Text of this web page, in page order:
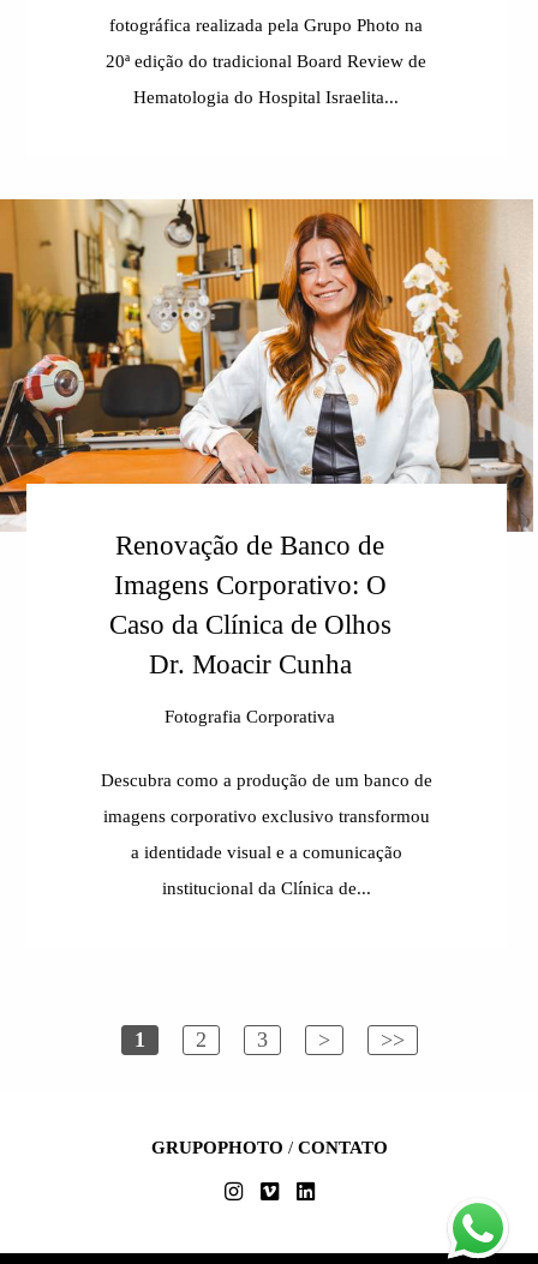
fotográfica realizada pela Grupo Photo na
20ª edição do tradicional Board Review de
Hematologia do Hospital Israelita...
Renovação de Banco de
Imagens Corporativo: O
Caso da Clínica de Olhos
Dr. Moacir Cunha
Fotografia Corporativa
Descubra como a produção de um banco de
imagens corporativo exclusivo transformou
a identidade visual e a comunicação
institucional da Clínica de...
1 2 3 > >>
GRUPOPHOTO / CONTATO